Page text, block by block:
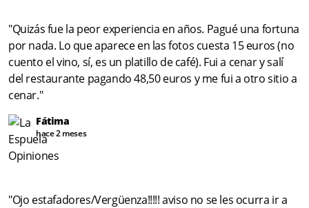
"Quizás fue la peor experiencia en años. Pagué una fortuna
por nada. Lo que aparece en las fotos cuesta 15 euros (no
cuento el vino, sí, es un platillo de café). Fui a cenar y salí
del restaurante pagando 48,50 euros y me fui a otro sitio a
cenar."
Fátima
hace 2 meses
"Ojo estafadores/Vergüenza!!!!! aviso no se les ocurra ir a